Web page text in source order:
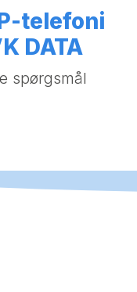
telefoni
DATA
spørgsmål